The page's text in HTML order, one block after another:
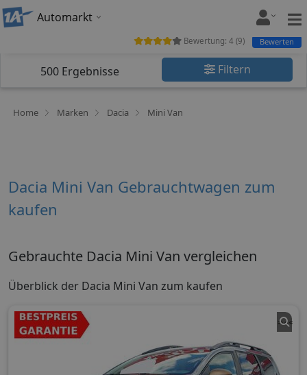
Automarkt
500 Ergebnisse Filtern
Home Marken Dacia Mini Van
Bewertung: 4 (9) Bewerten
Dacia Mini Van Gebrauchtwagen zum
kaufen
Gebrauchte Dacia Mini Van vergleichen
Überblick der Dacia Mini Van zum kaufen